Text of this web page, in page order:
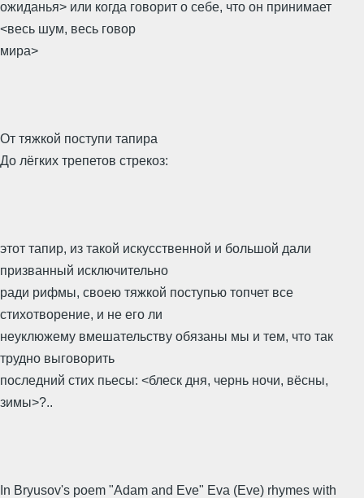
ожиданья> или когда говорит о себе, что он принимает
<весь шум, весь говор
мира>
От тяжкой поступи тапира
До лёгких трепетов стрекоз:
этот тапир, из такой искусственной и большой дали
призванный исключительно
ради рифмы, своею тяжкой поступью топчет все
стихотворение, и не его ли
неуклюжему вмешательству обязаны мы и тем, что так
трудно выговорить
последний стих пьесы: <блеск дня, чернь ночи, вёсны,
зимы>?..
In Bryusov's poem "Adam and Eve" Eva (Eve) rhymes with